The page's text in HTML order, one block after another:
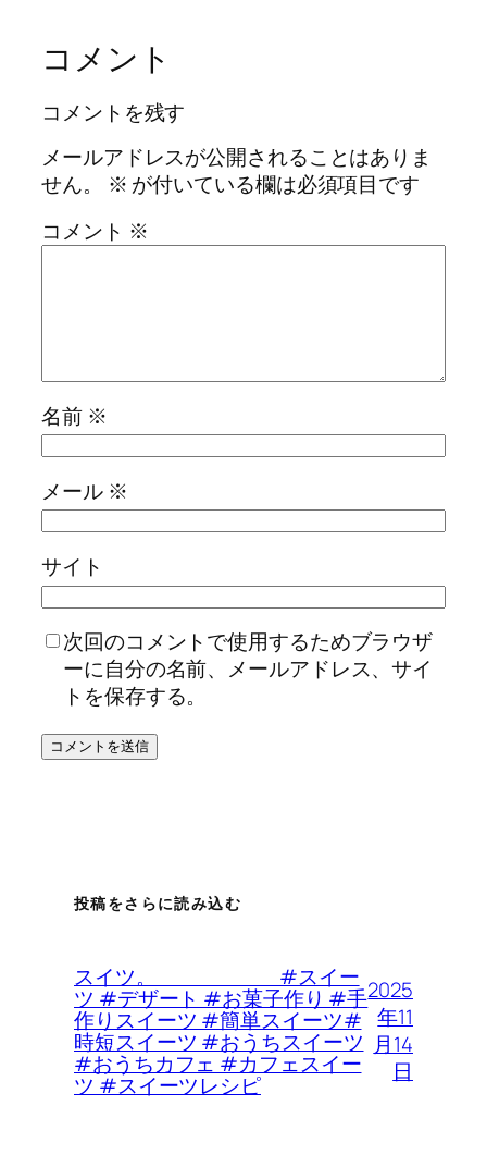
コメント
コメントを残す
メールアドレスが公開されることはありま
せん。
※ が付いている欄は必須項目です
コメント ※
名前 ※
メール ※
サイト
次回のコメントで使用するためブラウザ
ーに自分の名前、メールアドレス、サイ
トを保存する。
投稿をさらに読み込む
スイツ。 #スイー
ツ #デザート #お菓子作り #手
作りスイーツ #簡単スイーツ#
時短スイーツ #おうちスイーツ
#おうちカフェ #カフェスイー
ツ #スイーツレシピ
2025
年11
月14
日